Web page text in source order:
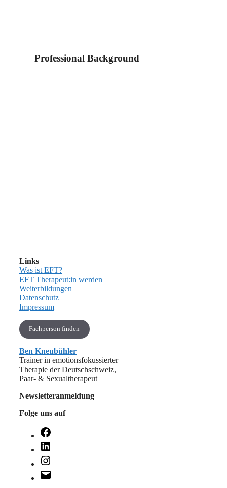
Professional Background
Links
Was ist EFT?
EFT Therapeut:in werden
Weiterbildungen
Datenschutz
Impressum
Fachperson finden
Ben Kneubühler
Trainer in emotionsfokussierter
Therapie der Deutschschweiz,
Paar- & Sexualtherapeut
Newsletteranmeldung
Folge uns auf
Facebook
LinkedIn
Instagram
E-
Mail